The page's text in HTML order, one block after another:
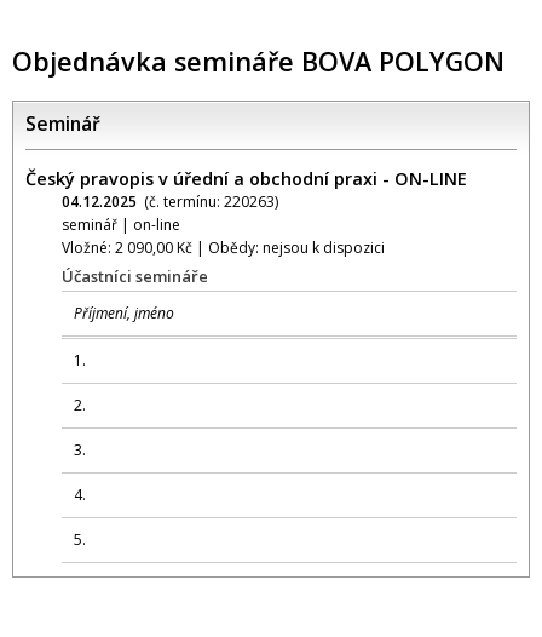
Objednávka semináře BOVA POLYGON
Seminář
Český pravopis v úřední a obchodní praxi - ON-LINE
04.12.2025 (č. termínu: 220263)
seminář | on-line
Vložné: 2 090,00 Kč | Obědy: nejsou k dispozici
Účastníci semináře
Příjmení, jméno
1.
2.
3.
4.
5.